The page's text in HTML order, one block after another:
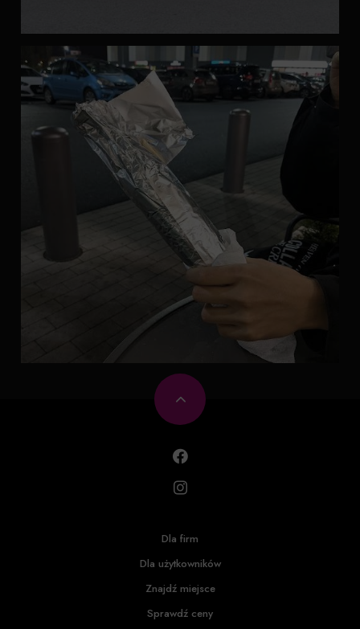
Dla firm
Dla użytkowników
Znajdź miejsce
Sprawdź ceny